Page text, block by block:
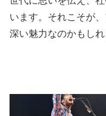
います。それこそが
深い魅力なのかもしれ